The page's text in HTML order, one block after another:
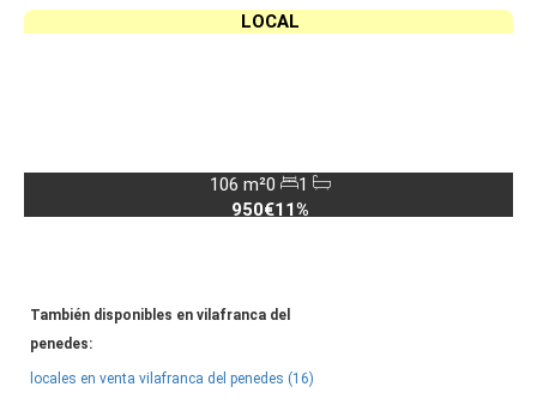
LOCAL
106 m²0
1
950€11%
También disponibles en vilafranca del
penedes:
locales en venta vilafranca del penedes (16)